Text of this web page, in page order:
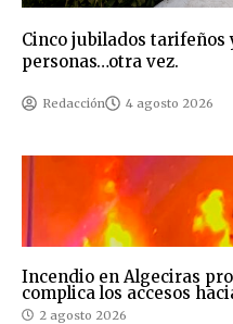
Cinco jubilados tarifeños
personas…otra vez.
Redacción 4 agosto 2026
Incendio en Algeciras
complica los accesos
2 agosto 2026